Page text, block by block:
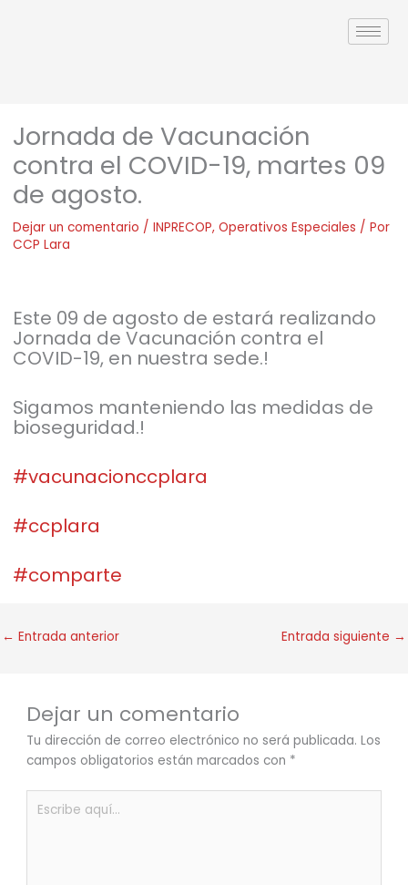
Jornada de Vacunación
contra el COVID-19, martes 09
de agosto.
Dejar un comentario / INPRECOP, Operativos Especiales / Por
CCP Lara
Este 09 de agosto de estará realizando
Jornada de Vacunación contra el
COVID-19, en nuestra sede.!
Sigamos manteniendo las medidas de
bioseguridad.!
#vacunacionccplara
#ccplara
#comparte
← Entrada anterior Entrada siguiente →
Dejar un comentario
Tu dirección de correo electrónico no será publicada. Los
campos obligatorios están marcados con *
aquí...